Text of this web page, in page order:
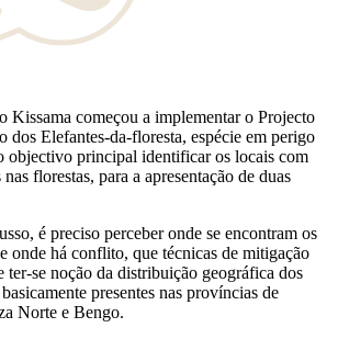
Kissama começou a implementar o Projecto
dos Elefantes-da-floresta, espécie em perigo
objectivo principal identificar os locais com
florestas, para a apresentação de duas
é preciso perceber onde se encontram os
onde há conflito, que técnicas de mitigação
ter-se noção da distribuição geográfica dos
presentes nas províncias de
Norte e Bengo.